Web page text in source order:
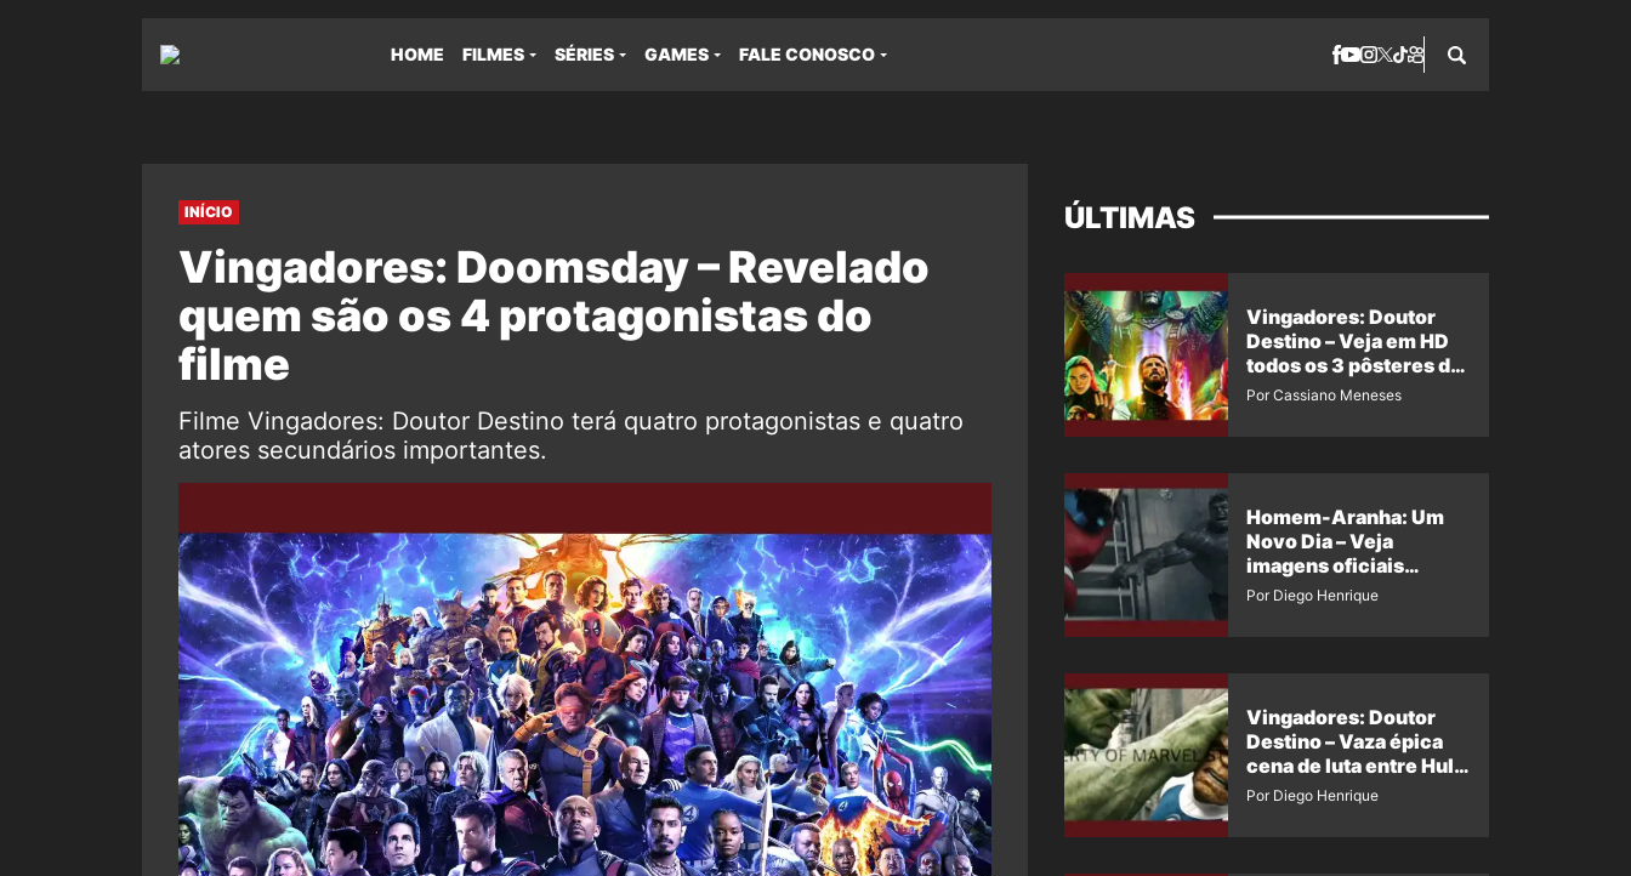
HOME FILMES SÉRIES GAMES FALE CONOSCO
INÍCIO
Vingadores: Doomsday – Revelado
quem são os 4 protagonistas do
filme
Filme Vingadores: Doutor Destino terá quatro protagonistas e quatro
atores secundários importantes.
ÚLTIMAS
Vingadores: Doutor
Destino – Veja em HD
todos os 3 pôsteres de
‘Doomsday’ + 1 imagem
Por Cassiano Meneses
Homem-Aranha: Um
Novo Dia – Veja
imagens oficiais
descartadas do Hulk
Por Diego Henrique
Vingadores: Doutor
Destino – Vaza épica
cena de luta entre Hulk
e o Coisa
Por Diego Henrique